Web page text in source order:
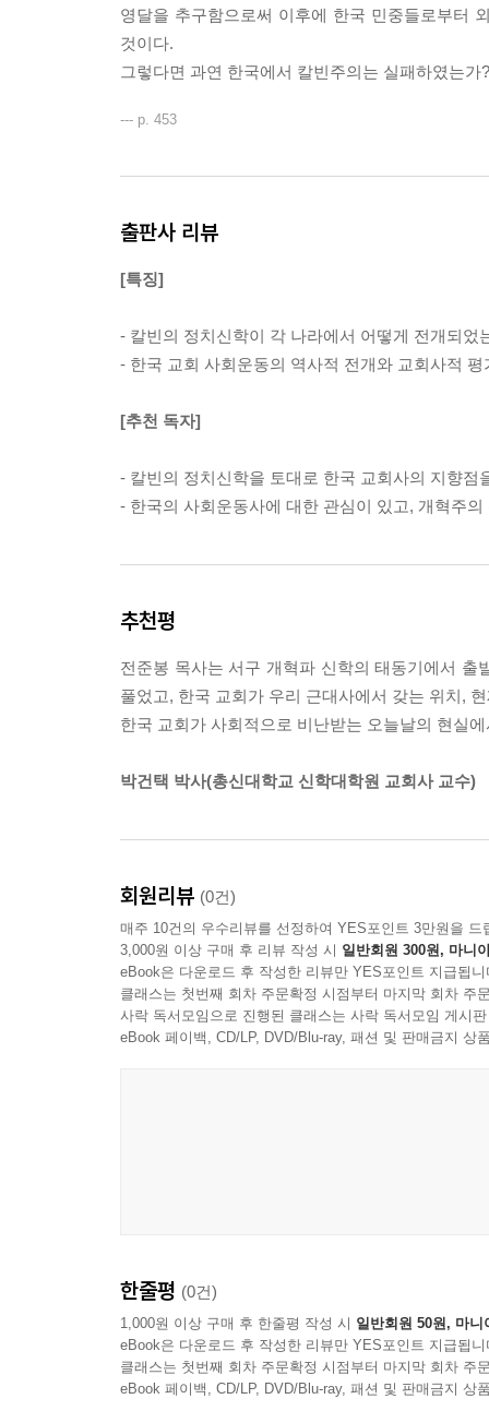
3. 1980년대의 한국 교회의 민주화 운동
3장_ 1970, 1980년대 한국 교회의 노동 및 농민운동
1. 1970년대 한국 교회의 노동운동과 농민운동
4장_ 1970, 1980년대 한국 교회의 통일운동
1. 사회운동(사회참여)과 한국 교회의 관계
2. 한국 교회의 사회운동에 대한 평가
7장_ 결론
1. 자성적 칼빈주의
영달을 추구함으로써 이후에 한국 민중들로부터
것이다.
그렇다면 과연 한국에서 칼빈주의는 실패하였는가?
--- p. 453
출판사 리뷰
[특징]
- 칼빈의 정치신학이 각 나라에서 어떻게 전개되었
- 한국 교회 사회운동의 역사적 전개와 교회사적 평
[추천 독자]
- 칼빈의 정치신학을 토대로 한국 교회사의 지향점
- 한국의 사회운동사에 대한 관심이 있고, 개혁주
추천평
전준봉 목사는 서구 개혁파 신학의 태동기에서
풀었고, 한국 교회가 우리 근대사에서 갖는 위치,
한국 교회가 사회적으로 비난받는 오늘날의 현실
박건택 박사(총신대학교 신학대학원 교회사 교수)
회원리뷰 (0건)
매주 10건의 우수리뷰를 선정하여 YES포인트 3만원을 드
3,000원 이상 구매 후 리뷰 작성 시 일반회원 300원, 마니
eBook은 다운로드 후 작성한 리뷰만 YES포인트 지급됩니
클래스는 첫번째 회차 주문확정 시점부터 마지막 회차 주
사락 독서모임으로 진행된 클래스는 사락 독서모임 게시
eBook 페이백, CD/LP, DVD/Blu-ray, 패션 및 판매금지 상
한줄평 (0건)
1,000원 이상 구매 후 한줄평 작성 시 일반회원 50원, 마니
eBook은 다운로드 후 작성한 리뷰만 YES포인트 지급됩니
클래스는 첫번째 회차 주문확정 시점부터 마지막 회차 주
eBook 페이백, CD/LP, DVD/Blu-ray, 패션 및 판매금지 상